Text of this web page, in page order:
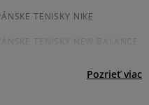
TENISKY NIKE
PÁNSKE TENISKY NEW BALANCE
Pozrieť viac